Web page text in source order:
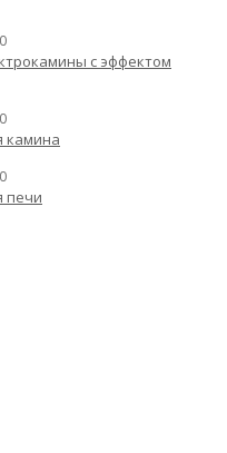
с эффектом
камина
печи